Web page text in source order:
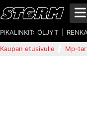
PIKALINKIT: ÖLJYT
Kaupan etusivulle Mp-